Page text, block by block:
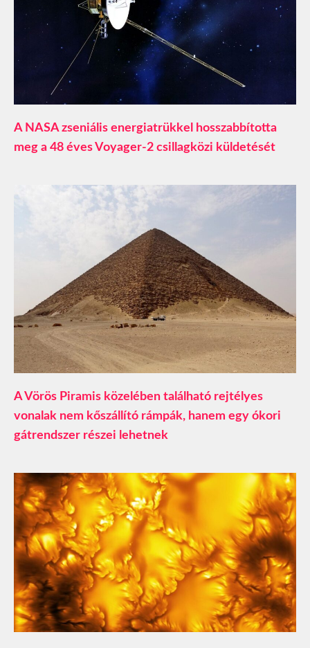
A NASA zseniális energiatrükkel hosszabbította
meg a 48 éves Voyager-2 csillagközi küldetését
A Vörös Piramis közelében található rejtélyes
vonalak nem kőszállító rámpák, hanem egy ókori
gátrendszer részei lehetnek